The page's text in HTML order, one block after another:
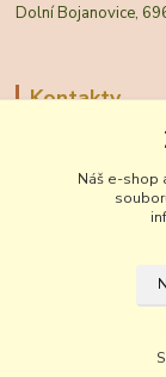
Dolní Bojanovice,
Kontakty
Zákaznická
+420 518
(Po-Pá, 7-15 hod.)
Náš e-shop